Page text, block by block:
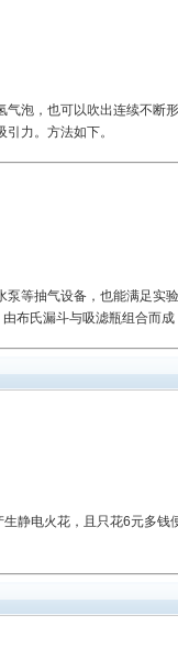
泡，也可以吹出连续不断
力。方法如下。
等抽气设备，也能满足实
布氏漏斗与吸滤瓶组合而
静电火花，且只花6元多